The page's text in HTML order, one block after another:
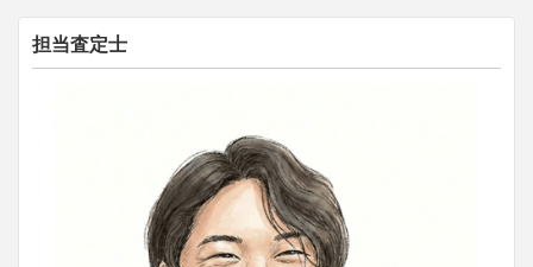
担当査定士